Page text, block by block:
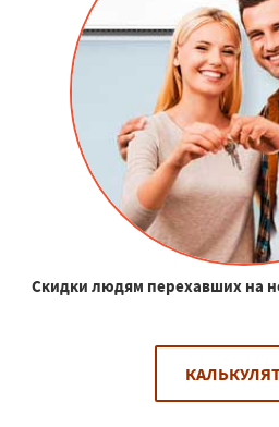
Скидки людям перехавших на